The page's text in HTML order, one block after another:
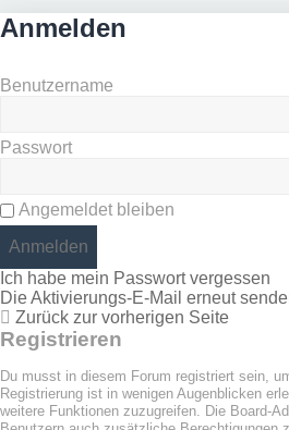
Anmelden
Benutzername
Passwort
Angemeldet bleiben
Ich habe mein Passwort vergessen
Die Aktivierungs-E-Mail erneut
Zurück zur vorherigen Seite
Registrieren
Du musst in diesem Forum registriert sein,
Registrierung ist in wenigen Augenblicken
weitere Funktionen zuzugreifen. Die Board-